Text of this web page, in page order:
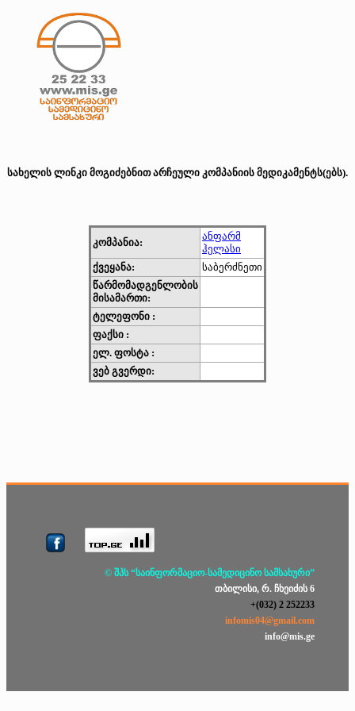
სახელის ლინკი მოგიძებნით არჩეული კომპანიის მედიკამენტს(ებს).
კომპანია:
ანფარმ
ჰელასი
ქვეყანა:
საბერძნეთი
წარმომადგენლობის
მისამართი:
ტელეფონი :
ფაქსი :
ელ. ფოსტა :
ვებ გვერდი:
© შპს “საინფორმაციო-სამედიცინო სამსახური”
თბილისი, რ. ჩხეიძის 6
+(032) 2 252233
infomis04@gmail.com
info@mis.ge